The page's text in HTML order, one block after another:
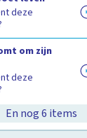
deze
om zijn
deze
En nog 6 items